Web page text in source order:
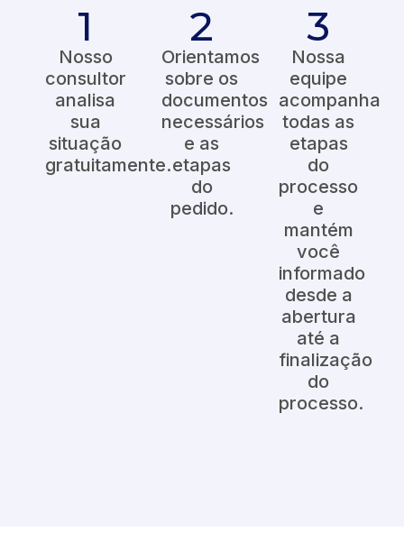
1
Nosso
consultor
analisa
sua
situação
gratuitamente.
2
Orientamos
sobre os
documentos
necessários
e as
etapas
do
pedido.
3
Nossa
equipe
acompanha
todas as
etapas
do
processo
e
mantém
você
informado
desde a
abertura
até a
finalização
do
processo.